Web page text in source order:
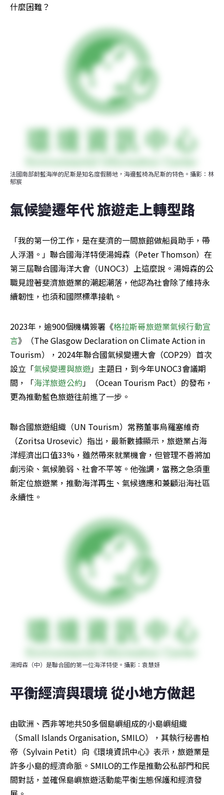
什麼困難？
法國南部蔚藍海岸的尼斯是知名度假勝地，海邊藍椅為尼斯的特色。攝影：林
郁宸
氣候變遷年代 旅遊走上轉型路
「我的第一份工作，是在斐濟的一間旅館做船員助手，帶
人浮潛。」聯合國海洋特使湯姆森（Peter Thomson）在
第三屆聯合國海洋大會（UNOC3）上這麼說。湯姆森的公
職見證著斐濟旅遊業的潮起潮落，他認為社會除了維持永
續韌性，也須和國際標準接軌。
2023年，逾900個機構簽署《格拉斯哥旅遊業氣候行動宣
言》（The Glasgow Declaration on Climate Action in
Tourism），2024年聯合國氣候變遷大會（COP29）首次
設立「氣候變遷與旅遊」主題日，到今年UNOC3會議期
間，「海洋旅遊公約」（Ocean Tourism Pact）的發布，
更為推動藍色旅遊往前進了一步。
聯合國旅遊組織（UN Tourism）常務董事烏羅塞維奇
（Zoritsa Urosevic）指出，最新數據顯示，旅遊業占海
洋經濟出口值33%，雖然帶來就業機會，但管理不善將加
劇污染、氣候脆弱、社會不平等。他強調，當務之急須重
新定位旅遊業，推動海洋再生、氣候適應和兼顧沿海社區
永續性。
湯姆森（中）是聯合國的第一位海洋特使。攝影：袁慧妍
平衡經濟與環境 從小地方做起
由歐洲、西非等地共50多個島嶼組成的小島嶼組織
（Small Islands Organisation, SMILO），其執行秘書柏
帝（Sylvain Petit）向《環境資訊中心》表示，旅遊業是
許多小島的經濟命脈。SMILO的工作是推動公私部門和民
間對話，並確保島嶼旅遊活動能平衡生態保護和經濟發